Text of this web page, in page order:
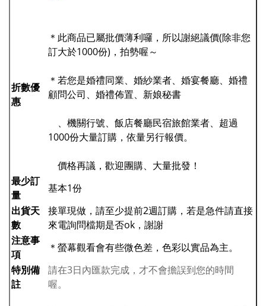
折數優
惠
＊此商品已屬批價薄利囉，所以謝絕議價(除非您
訂大於1000份)，拍勢喔～
＊若您是婚禮同業、婚紗業者、婚宴餐廳、婚禮
顧問公司、婚禮佈置、新娘秘書
、機關行號、飯店餐廳民宿旅館業者、超過
1000份大量訂購，依量另行報價。
價格再議，歡迎團購、大量批發！
最少訂
量
基本1份
出貨天
數
接單現做，請至少提前2週訂購，若是急件請直接
來電詢問檔期是否ok，謝謝
注意事
項
＊螢幕觀看會有些微色差，色彩以實品為主。
特別備
註
請在3日內匯款完成，才不會擔誤到您的時間
喔。